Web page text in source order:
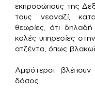
εκπροσώπους της
τους νεοναζί,
θεωρίες, ότι
καλές υπηρεσίες
ατζέντα, όπως
Αμφότεροι
δάσος.